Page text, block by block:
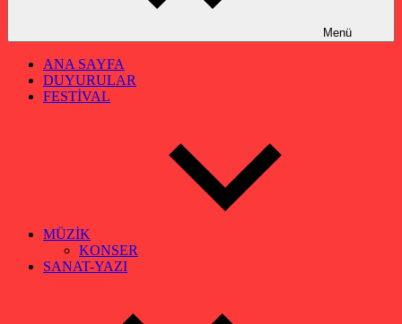
Menü
ANA SAYFA
DUYURULAR
FESTİVAL
MÜZİK
KONSER
SANAT-YAZI